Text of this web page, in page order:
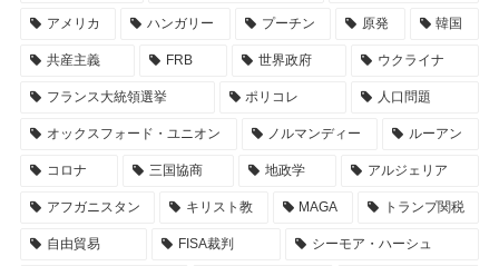
アメリカ ハンガリー プーチン 原発 韓国
共産主義 FRB 世界政府 ウクライナ
フランス大統領選挙 ポリコレ 人口問題
オックスフォード・ユニオン ノルマンディー ルーアン
コロナ 三国協商 地政学 アルジェリア
アフガニスタン キリスト教 MAGA トランプ関税
自由貿易 FISA裁判 シーモア・ハーシュ